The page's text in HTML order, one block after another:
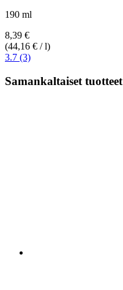
190 ml
8,39 €
(44,16 € / l)
3.7 (3)
Samankaltaiset tuotteet